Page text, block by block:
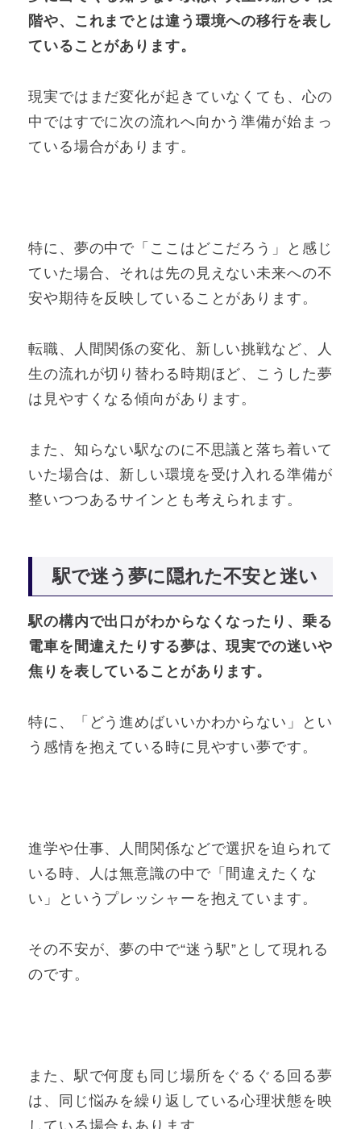
階や、これまでとは違う環境への移行を表し
ていることがあります。
現実ではまだ変化が起きていなくても、心の
中ではすでに次の流れへ向かう準備が始まっ
ている場合があります。
特に、夢の中で「ここはどこだろう」と感じ
ていた場合、それは先の見えない未来への不
安や期待を反映していることがあります。
転職、人間関係の変化、新しい挑戦など、人
生の流れが切り替わる時期ほど、こうした夢
は見やすくなる傾向があります。
また、知らない駅なのに不思議と落ち着いて
いた場合は、新しい環境を受け入れる準備が
整いつつあるサインとも考えられます。
駅で迷う夢に隠れた不安と迷い
駅の構内で出口がわからなくなったり、乗る
電車を間違えたりする夢は、現実での迷いや
焦りを表していることがあります。
特に、「どう進めばいいかわからない」とい
う感情を抱えている時に見やすい夢です。
進学や仕事、人間関係などで選択を迫られて
いる時、人は無意識の中で「間違えたくな
い」というプレッシャーを抱えています。
その不安が、夢の中で“迷う駅”として現れる
のです。
また、駅で何度も同じ場所をぐるぐる回る夢
は、同じ悩みを繰り返している心理状態を映
している場合もあります。